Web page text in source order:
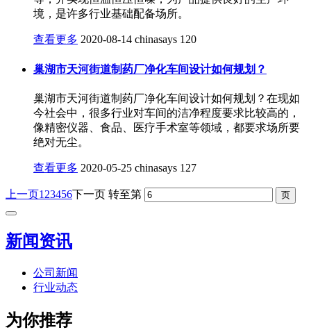
境，是许多行业基础配备场所。
查看更多 2020-08-14 chinasays 120
巢湖市天河街道制药厂净化车间设计如何规划？
巢湖市天河街道制药厂净化车间设计如何规划？在现如
今社会中，很多行业对车间的洁净程度要求比较高的，
像精密仪器、食品、医疗手术室等领域，都要求场所要
绝对无尘。
查看更多 2020-05-25 chinasays 127
上一页1 23456下一页 转至第
新闻资讯
公司新闻
行业动态
为你推荐